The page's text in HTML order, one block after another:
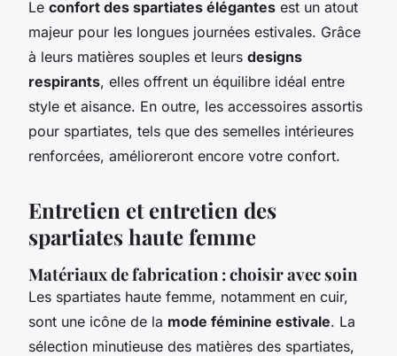
Le confort des spartiates élégantes est un atout
majeur pour les longues journées estivales. Grâce
à leurs matières souples et leurs designs
respirants, elles offrent un équilibre idéal entre
style et aisance. En outre, les accessoires assortis
pour spartiates, tels que des semelles intérieures
renforcées, amélioreront encore votre confort.
Entretien et entretien des
spartiates haute femme
Matériaux de fabrication : choisir avec soin
Les spartiates haute femme, notamment en cuir,
sont une icône de la mode féminine estivale. La
sélection minutieuse des matières des spartiates,